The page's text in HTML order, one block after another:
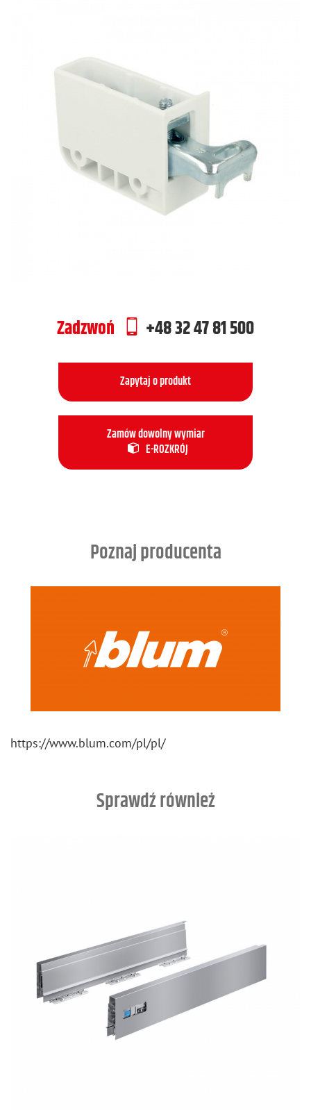
Zadzwoń +48 32 47 81 500
Zapytaj o produkt
Zamów dowolny wymiar
E-ROZKRÓJ
Poznaj producenta
https://​www.​blum.​com/​pl/​pl/
Sprawdź również